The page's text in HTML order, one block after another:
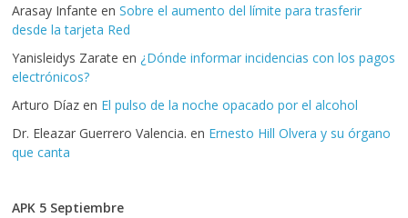
Arasay Infante enSobre el aumento del límite para trasferir
desde la tarjeta Red
Yanisleidys Zarate en ¿Dónde informar incidencias con los pagos
electrónicos?
Arturo Díaz en El pulso de la noche opacado por el alcohol
Dr. Eleazar Guerrero Valencia. en Ernesto Hill Olvera y su órgano
que canta
APK 5 Septiembre